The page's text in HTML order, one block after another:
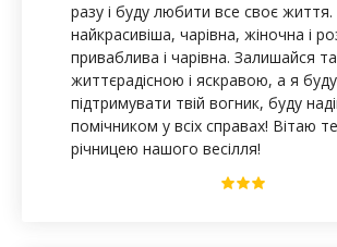
З РІЧНИЦЕЮ ВЕСІЛЛЯ ВІТАЮ.
ПРИВІТАННЯ. Музика Павла
разу і буду любити все своє життя.
найкрасивіша, чарівна, жіночна і
приваблива і чарівна. Залишайся
життєрадісною і яскравою, а я буду
підтримувати твій вогник, буду
помічником у всіх справах! Вітаю
річницею нашого весілля!